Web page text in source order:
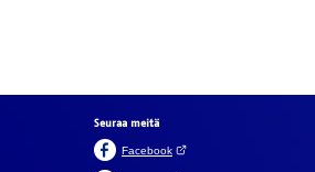
Seuraa meitä
Facebook(Avautuu uuteen välilehteen)